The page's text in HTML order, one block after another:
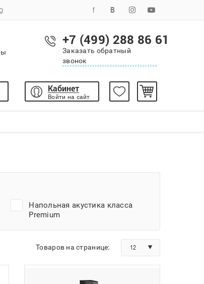
+7 (499) 288 86 61
Заказать обратный
звонок
Кабинет
Войти на сайт
Напольная акустика класса
Premium
Товаров на странице: 12